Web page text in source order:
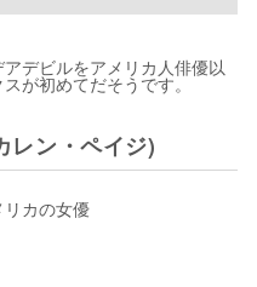
デビルをアメリカ人俳優以
が初めてだそうです。
レン・ペイジ)
カの女優